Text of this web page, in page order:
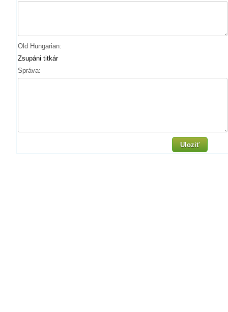
Old Hungarian:
Zsupáni titkár
Správa:
Uloziť